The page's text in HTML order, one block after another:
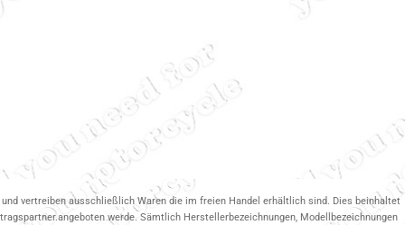
vertreiben ausschließlich Waren die im freien Handel erhältlich sind. Dies beinhaltet
werde. Sämtlich Herstellerbezeichnungen, Modellbezeichnungen